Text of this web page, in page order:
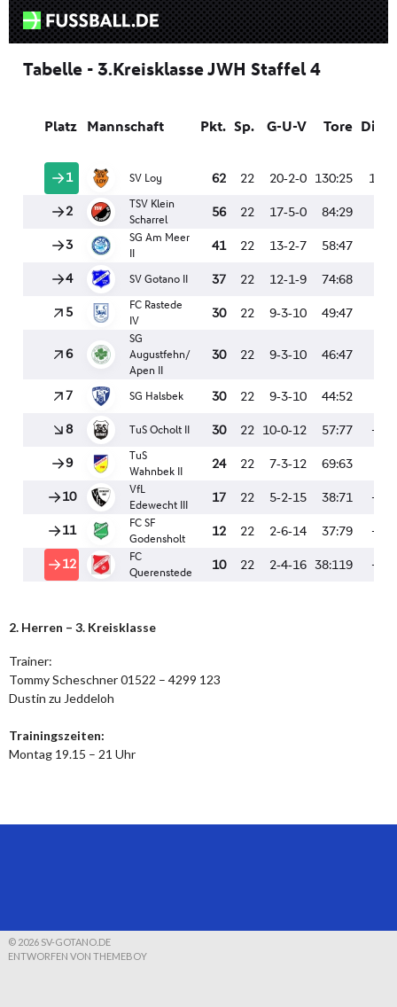
2. Herren – 3. Kreisklasse
Trainer:
Tommy Scheschner 01522 – 4299 123
Dustin zu Jeddeloh
Trainingszeiten:
Montag 19.15 – 21 Uhr
© 2026 SV-GOTANO.DE
ENTWORFEN VON THEMEBOY